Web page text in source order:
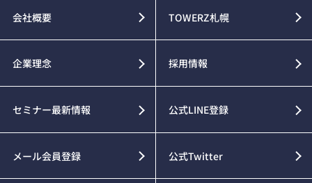
会社概要 TOWERZ札幌
企業理念 採用情報
セミナー最新情報 公式LINE登録
メール会員登録 公式Twitter